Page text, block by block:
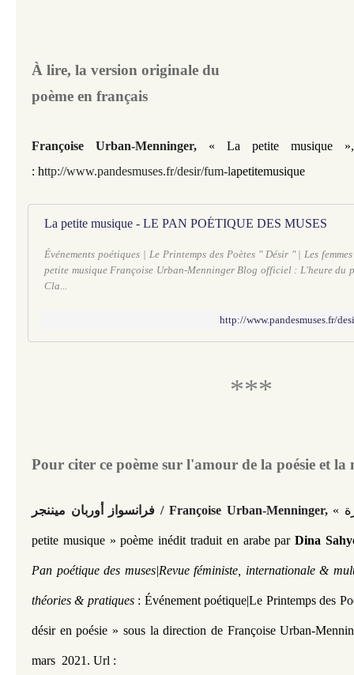
À lire, la version originale du
poème en français
Françoise Urban-Menninger, « La petite musique
: http://www.pandesmuses.fr/desir/fum-lapetitemusique
La petite musique - LE PAN POÉTIQUE DES MUSES
Événements poétiques | Le Printemps des Poètes " Désir " | Les
petite musique Françoise Urban-Menninger Blog officiel : L'heure du
Cla...
http://www.pandesmuses.fr/
***
Pour citer ce poème sur l'amour de la poésie et la
فرانسواز أوربان ميننجر / Françoise Urban-Menninger, « الموسيقى الصغيرة / La
petite musique » poème inédit traduit en arabe parDina
Pan poétique des muses|Revue féministe, internationale &
théories & pratiques : Événement poétique|Le Printemps des
désir en poésie » sous la direction de Françoise Urban-
mars 2021. Url :